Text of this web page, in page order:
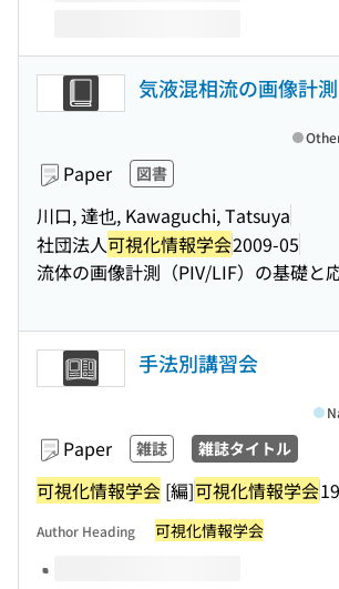
気液混相流の画像計測
Paper 図書
川口, 達也, Kawaguchi, Tatsuya
社団法人可視化情報学会2009-05
流体の画像計測（PIV/LIF）の基礎と
手法別講習会
Paper 雑誌 雑誌タイトル
可視化情報学会 [編]可視化情報学会
Author Heading 可視化情報学会
Volumes of this title